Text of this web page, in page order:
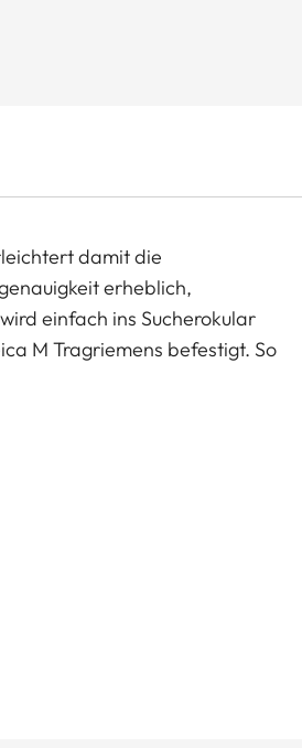
damit die
erheblich,
einfach ins Sucherokular
M Tragriemens befestigt. So
(24001) möglich.